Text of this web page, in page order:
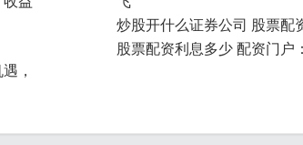
，
炒股开什么证券公司 股票配
股票配资利息多少 配资门户